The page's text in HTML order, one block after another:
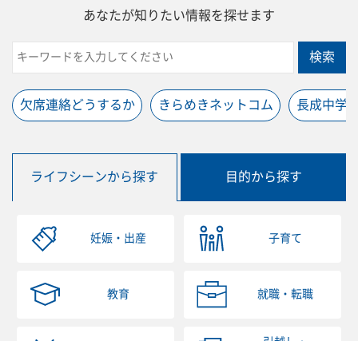
あなたが知りたい情報を探せます
検索
欠席連絡どうするか きらめきネットコム 長成中学
ライフシーンから探す 目的から探す
妊娠・出産 子育て
教育 就職・転職